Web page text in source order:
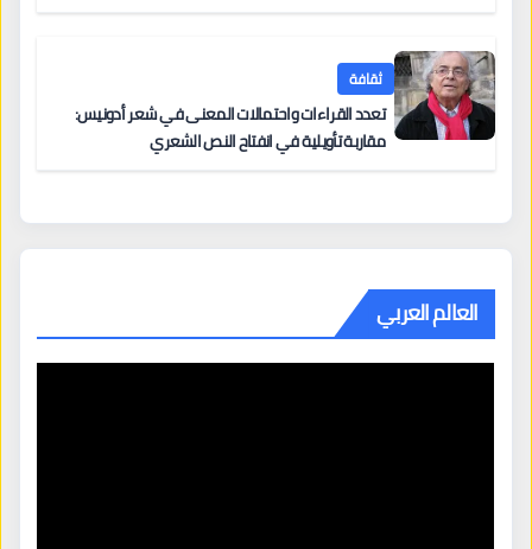
ثقافة
تعدد القراءات واحتمالات المعنى في شعر أدونيس:
مقاربة تأويلية في انفتاح النص الشعري
العالم العربي